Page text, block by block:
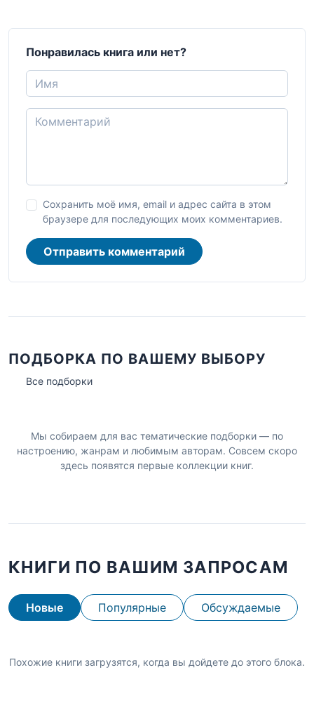
Понравилась книга или нет?
Сохранить моё имя, email и адрес сайта в этом
браузере для последующих моих комментариев.
Отправить комментарий
ПОДБОРКА ПО ВАШЕМУ ВЫБОРУ
Все подборки
Мы собираем для вас тематические подборки — по
настроению, жанрам и любимым авторам. Совсем скоро
здесь появятся первые коллекции книг.
КНИГИ ПО ВАШИМ ЗАПРОСАМ
Новые Популярные Обсуждаемые
Похожие книги загрузятся, когда вы дойдете до этого блока.